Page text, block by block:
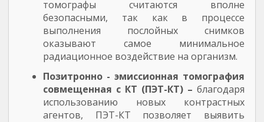
томографы считаются вполне
безопасными, так как в процессе
выполнения послойных снимков
оказывают самое минимальное
радиационное воздействие на организм.
Позитронно - эмиссионная томография
совмещенная с КТ (ПЭТ-КТ) – благодаря
использованию новых контрастных
агентов, ПЭТ-КТ позволяет выявить